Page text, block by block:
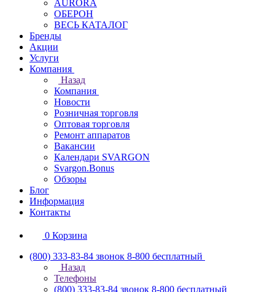
AURORA
ОБЕРОН
ВЕСЬ КАТАЛОГ
Бренды
Акции
Услуги
Компания
Назад
Компания
Новости
Розничная торговля
Оптовая торговля
Ремонт аппаратов
Вакансии
Календари SVARGON
Svargon.Bonus
Обзоры
Блог
Информация
Контакты
0 Корзина
(800) 333-83-84 звонок 8-800 бесплатный
Назад
Телефоны
(800) 333-83-84 звонок 8-800 бесплатный